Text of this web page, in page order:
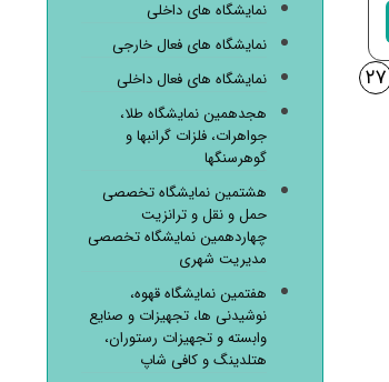
۲۷
نمایشگاه های داخلی
نمایشگاه های فعال خارجی
نمایشگاه های فعال داخلی
هجدهمین نمایشگاه طلا،
جواهرات، فلزات گرانبها و
گوهرسنگها
هشتمین نمایشگاه تخصصی
حمل و نقل و ترانزیت
چهاردهمین نمایشگاه تخصصی
مدیریت شهری
هفتمین نمایشگاه قهوه،
نوشیدنی ها، تجهیزات و صنایع
وابسته و تجهیزات رستوران،
هتلدینگ و کافی شاپ